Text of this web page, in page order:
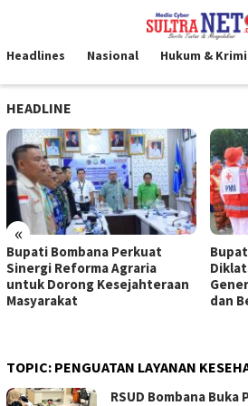
kontenMobile
Headlines Nasional Hukum &
HEADLINE
«
Bupati Bombana Perkuat
Sinergi Reforma Agraria
untuk Dorong Kesejahteraan
Masyarakat
dan
TOPIC: PENGUATAN LAYANAN
RSUD Bombana Buka